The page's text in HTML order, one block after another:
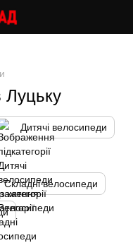
Луцьку
Дитячі велосипеди
Складні велосипеди